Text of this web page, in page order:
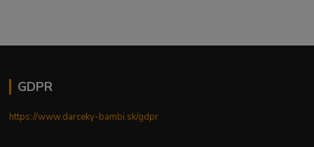
GDPR
https://www.darceky-bambi.sk/gdpr